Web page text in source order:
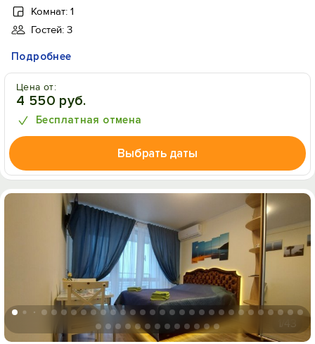
Комнат: 1
Гостей: 3
Подробнее
Цена от:
4 550 руб.
Бесплатная отмена
Выбрать даты
1/43